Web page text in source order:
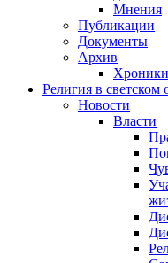
Мнения
Публикации
Документы
Архив
Религия в светском
Новости
Власти